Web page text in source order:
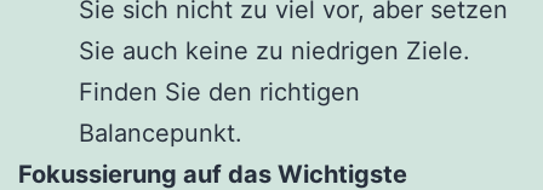
Sie sich nicht zu viel vor, aber setzen
Sie auch keine zu niedrigen Ziele.
Finden Sie den richtigen
Balancepunkt.
Fokussierung auf das Wichtigste